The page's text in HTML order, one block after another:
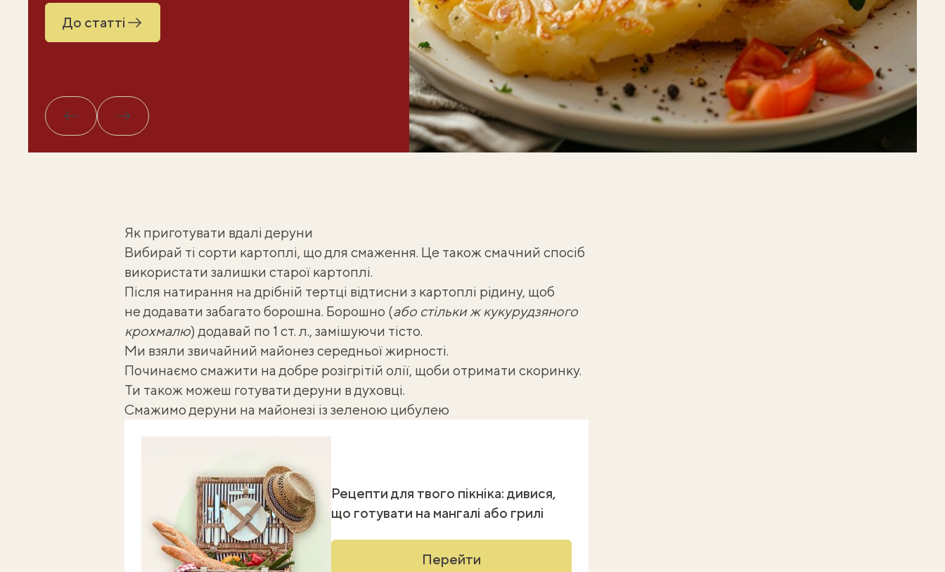
До статті
Назад Вперед
Як приготувати вдалі деруни
Вибирай ті сорти картоплі, що для смаження. Це також смачний спосіб
використати залишки старої картоплі.
Після натирання на дрібній тертці відтисни з картоплі рідину, щоб
не додавати забагато борошна. Борошно (або стільки ж кукурудзяного
крохмалю) додавай по 1 ст. л., замішуючи тісто.
Ми взяли звичайний майонез середньої жирності.
Починаємо смажити на добре розігрітій олії, щоби отримати скоринку.
Ти також можеш готувати деруни в духовці.
Смажимо деруни на майонезі із зеленою цибулею
Рецепти для твого пікніка: дивися,
що готувати на мангалі або грилі
Перейти